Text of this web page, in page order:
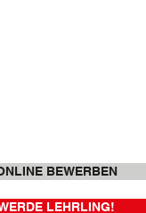
BEWERBEN
LEHRLING!